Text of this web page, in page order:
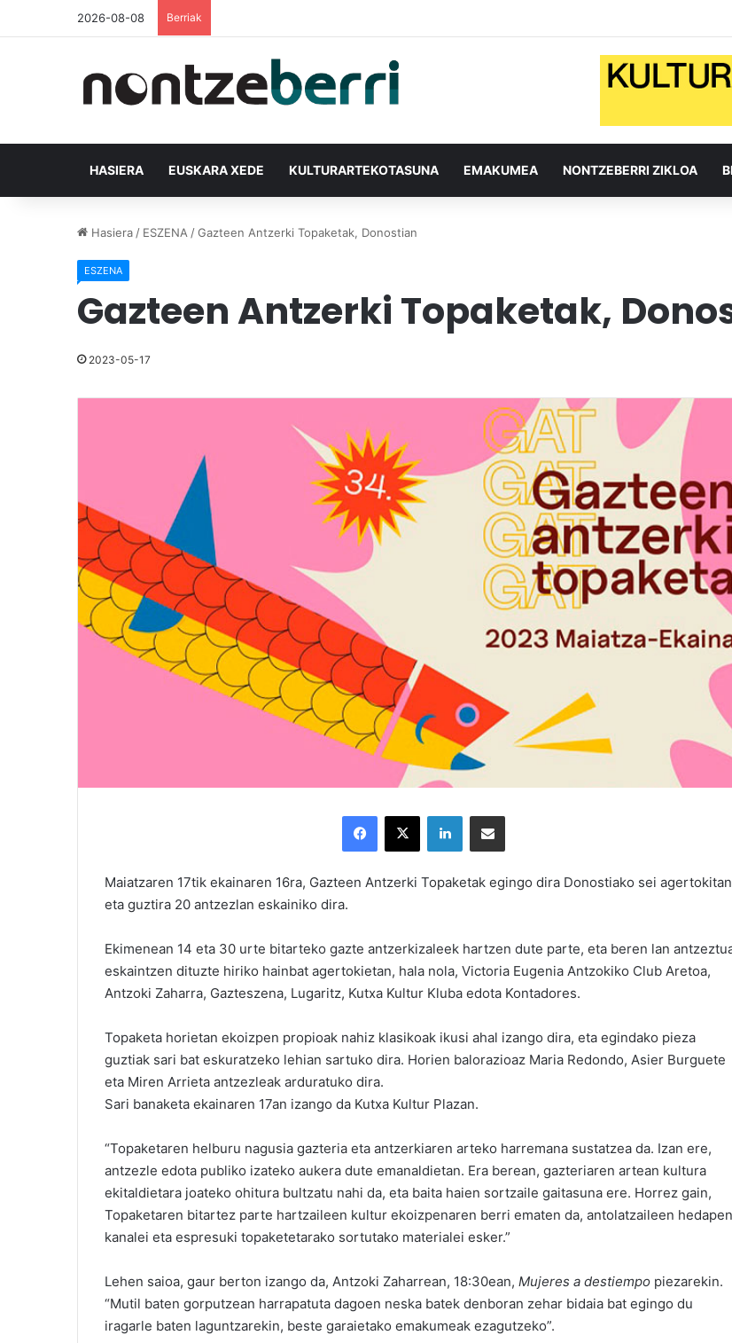
2026-08-08 Berriak
HASIERA EUSKARA XEDE KULTURARTEKOTASUNA EMAKUMEA NONTZEBERRI ZIKLOA
Hasiera / ESZENA /Gazteen Antzerki Topaketak, Donostian
ESZENA
Gazteen Antzerki Topaketak,
2023-05-17
Maiatzaren 17tik ekainaren 16ra, Gazteen Antzerki Topaketak egingo dira Donostiako sei
eta guztira 20 antzezlan eskainiko dira.
Ekimenean 14 eta 30 urte bitarteko gazte antzerkizaleek hartzen dute parte, eta beren lan
eskaintzen dituzte hiriko hainbat agertokietan, hala nola, Victoria Eugenia Antzokiko Club Aretoa,
Antzoki Zaharra, Gazteszena, Lugaritz, Kutxa Kultur Kluba edota Kontadores.
Topaketa horietan ekoizpen propioak nahiz klasikoak ikusi ahal izango dira, eta egindako pieza
guztiak sari bat eskuratzeko lehian sartuko dira. Horien balorazioaz Maria Redondo, Asier Burguete
eta Miren Arrieta antzezleak arduratuko dira.
Sari banaketa ekainaren 17an izango da Kutxa Kultur Plazan.
“Topaketaren helburu nagusia gazteria eta antzerkiaren arteko harremana sustatzea da. Izan ere,
antzezle edota publiko izateko aukera dute emanaldietan. Era berean, gazteriaren artean kultura
ekitaldietara joateko ohitura bultzatu nahi da, eta baita haien sortzaile gaitasuna ere. Horrez gain,
Topaketaren bitartez parte hartzaileen kultur ekoizpenaren berri ematen da, antolatzaileen hedapen
kanalei eta espresuki topaketetarako sortutako materialei esker.”
Lehen saioa, gaur berton izango da, Antzoki Zaharrean, 18:30ean, Mujeres a destiempo piezarekin.
“Mutil baten gorputzean harrapatuta dagoen neska batek denboran zehar bidaia bat egingo du
iragarle baten laguntzarekin, beste garaietako emakumeak ezagutzeko”.